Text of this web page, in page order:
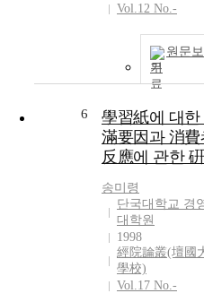
Vol.12 No.-
원문보
기
6
學習紙에 대한
滿要因과 消費
反應에 관한
송미령
단국대학교 경
대학원
1998
經院論叢(壇國
學校)
Vol.17 No.-